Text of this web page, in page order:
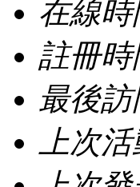
在線時
註冊時
最後訪
上次